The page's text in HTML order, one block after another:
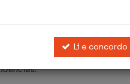
o tratamento tributário
Li e concordo